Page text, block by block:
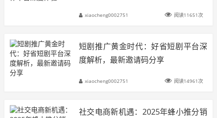
xiaocheng0002751 阅读11651次
短剧推广黄金时代：好省短剧平台深
度解析，最新邀请码分享
xiaocheng0002751 阅读14961次
社交电商新机遇：2025年蜂小推分销